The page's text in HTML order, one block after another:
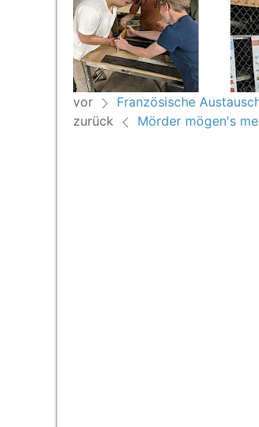
vor
Französische
zurück
Mörder mögen's